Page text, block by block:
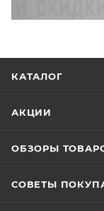
КАТАЛОГ
АКЦИИ
ОБЗОРЫ
СОВЕТЫ